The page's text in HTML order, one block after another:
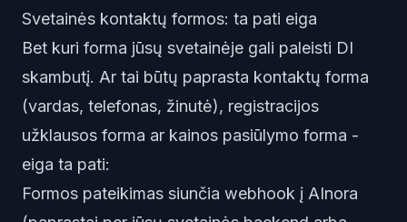
Svetainės kontaktų formos: ta pati eiga
Bet kuri forma jūsų svetainėje gali paleisti DI
skambutį. Ar tai būtų paprasta kontaktų forma
(vardas, telefonas, žinutė), registracijos
užklausos forma ar kainos pasiūlymo forma -
eiga ta pati:
Formos pateikimas siunčia webhook į AInora